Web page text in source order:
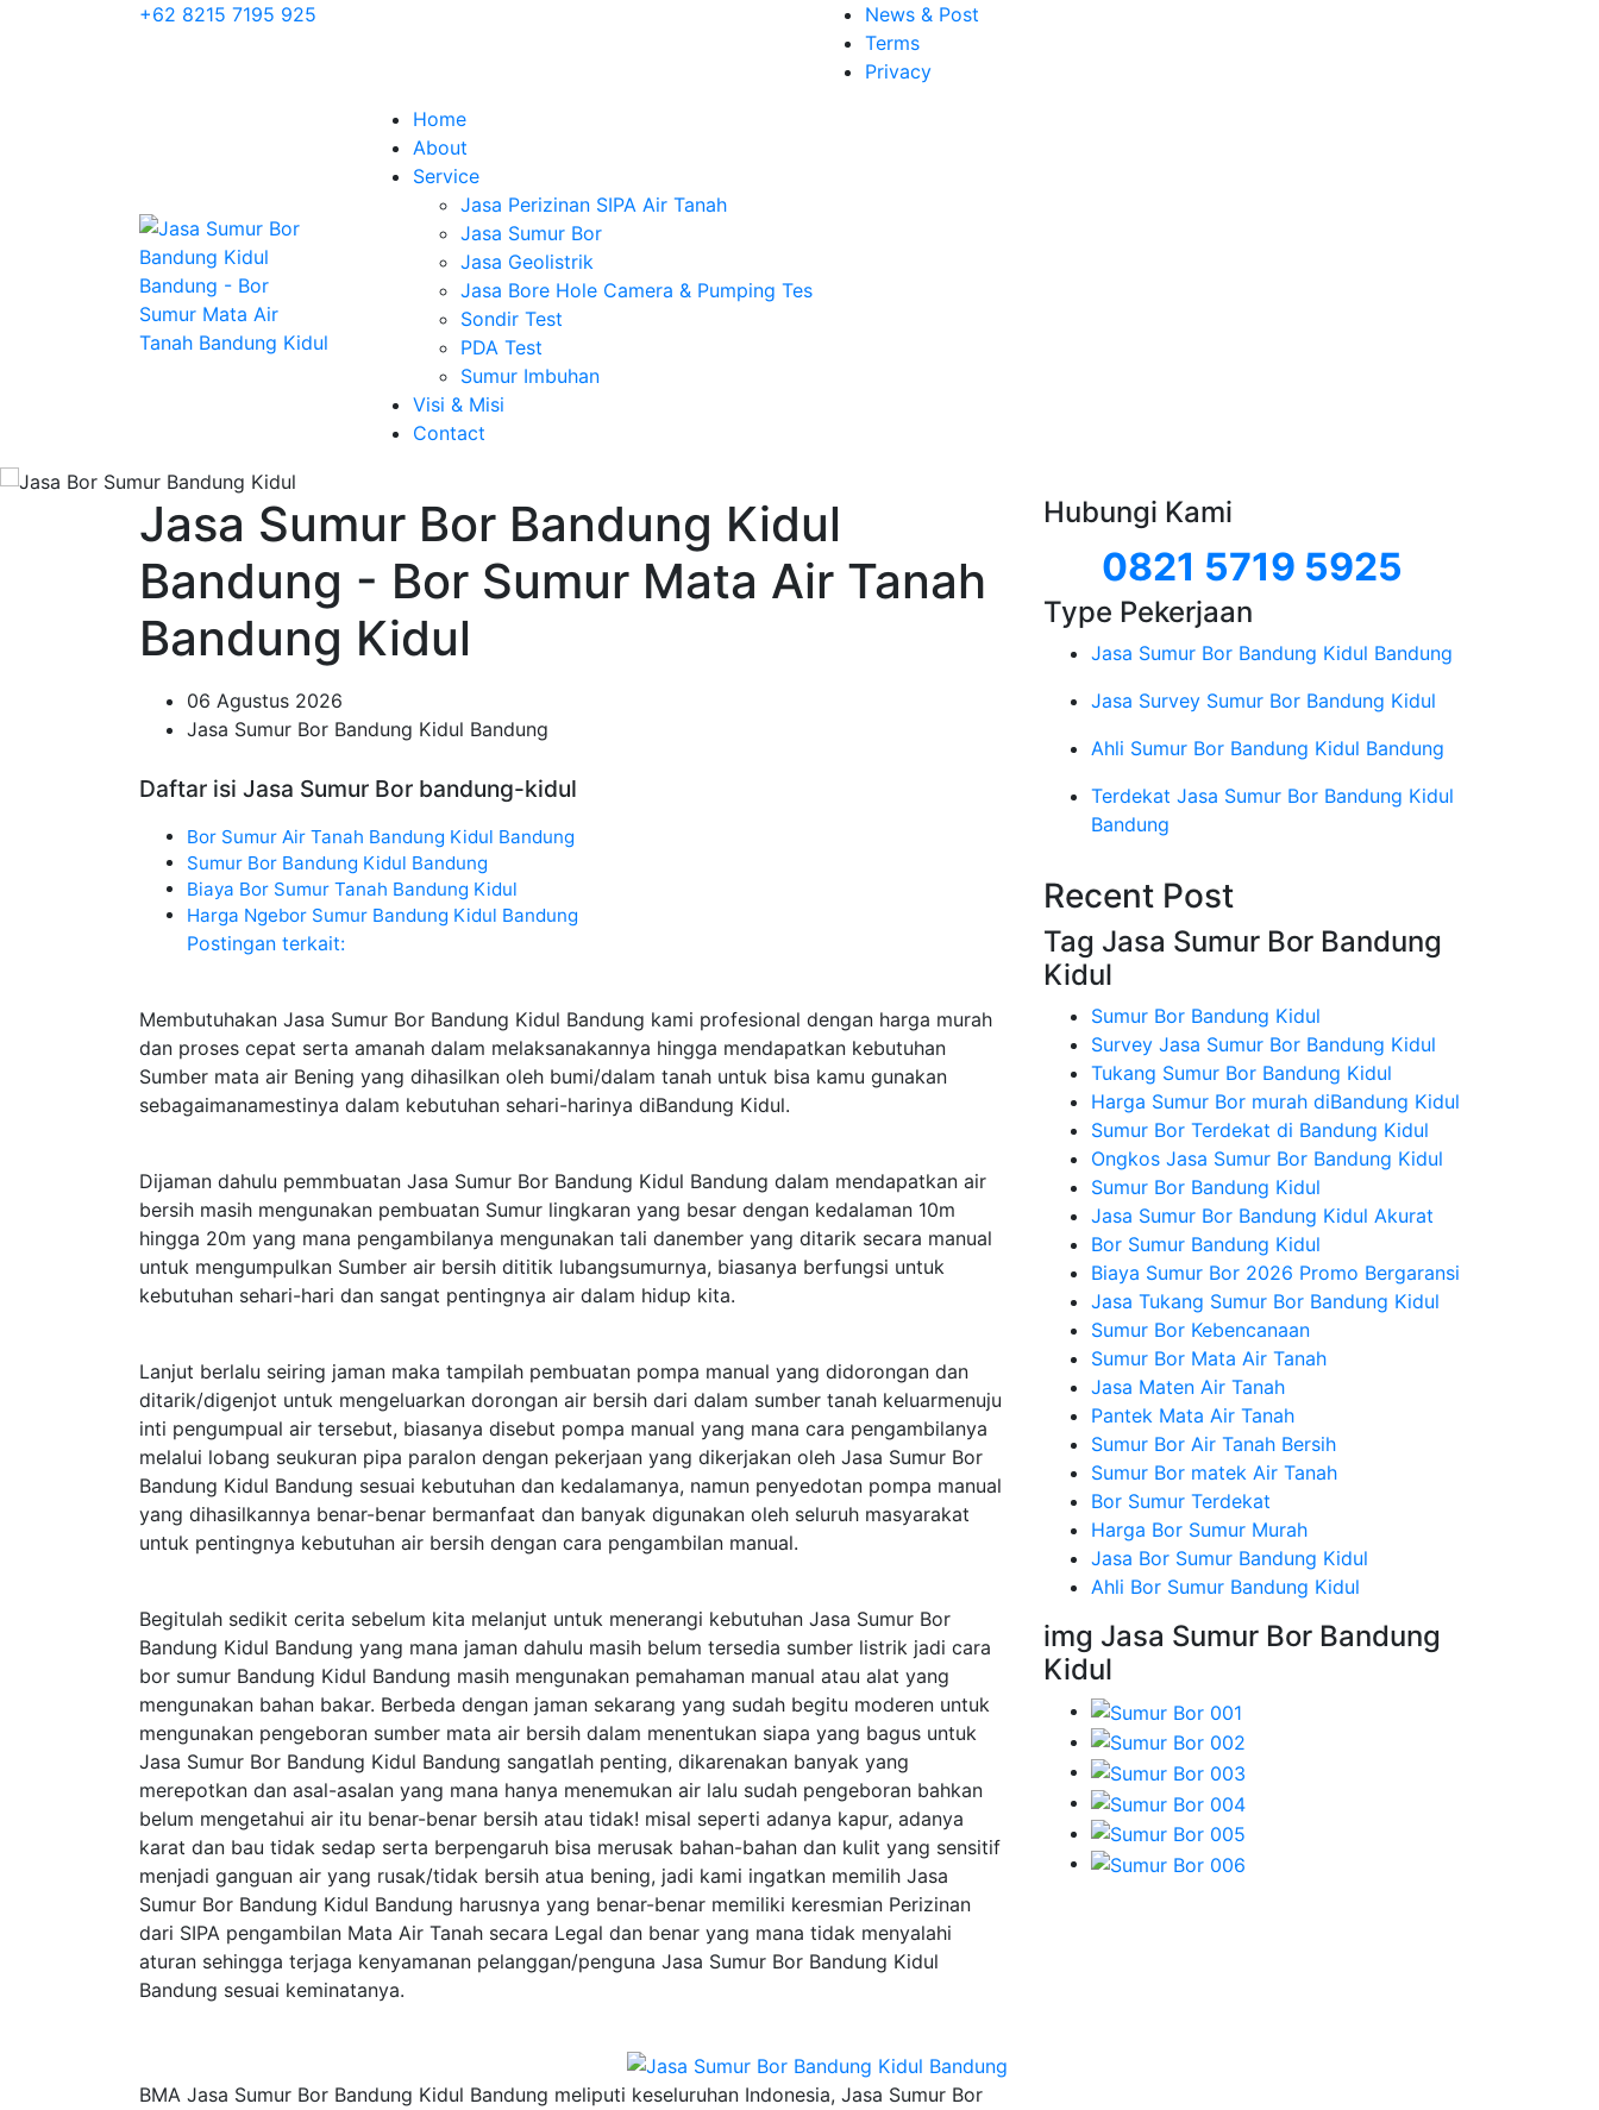
+62 8215 7195 925
News & Post
Terms
Privacy
Home
About
Service
Jasa Perizinan SIPA Air Tanah
Jasa Sumur Bor
Jasa Geolistrik
Jasa Bore Hole Camera & Pumping Tes
Sondir Test
PDA Test
Sumur Imbuhan
Visi & Misi
Contact
Jasa Sumur Bor Bandung Kidul
Bandung - Bor Sumur Mata Air Tanah
Bandung Kidul
06 Agustus 2026
Jasa Sumur Bor Bandung Kidul Bandung
Daftar isi Jasa Sumur Bor bandung-kidul
Bor Sumur Air Tanah Bandung Kidul Bandung
Sumur Bor Bandung Kidul Bandung
Biaya Bor Sumur Tanah Bandung Kidul
Harga Ngebor Sumur Bandung Kidul Bandung
Postingan terkait:
Membutuhakan Jasa Sumur Bor Bandung Kidul Bandung kami profesional dengan harga murah
dan proses cepat serta amanah dalam melaksanakannya hingga mendapatkan kebutuhan
Sumber mata air Bening yang dihasilkan oleh bumi/dalam tanah untuk bisa kamu gunakan
sebagaimanamestinya dalam kebutuhan sehari-harinya diBandung Kidul.
Dijaman dahulu pemmbuatan Jasa Sumur Bor Bandung Kidul Bandung dalam mendapatkan air
bersih masih mengunakan pembuatan Sumur lingkaran yang besar dengan kedalaman 10m
hingga 20m yang mana pengambilanya mengunakan tali danember yang ditarik secara manual
untuk mengumpulkan Sumber air bersih dititik lubangsumurnya, biasanya berfungsi untuk
kebutuhan sehari-hari dan sangat pentingnya air dalam hidup kita.
Lanjut berlalu seiring jaman maka tampilah pembuatan pompa manual yang didorongan dan
ditarik/digenjot untuk mengeluarkan dorongan air bersih dari dalam sumber tanah keluarmenuju
inti pengumpual air tersebut, biasanya disebut pompa manual yang mana cara pengambilanya
melalui lobang seukuran pipa paralon dengan pekerjaan yang dikerjakan oleh Jasa Sumur Bor
Bandung Kidul Bandung sesuai kebutuhan dan kedalamanya, namun penyedotan pompa manual
yang dihasilkannya benar-benar bermanfaat dan banyak digunakan oleh seluruh masyarakat
untuk pentingnya kebutuhan air bersih dengan cara pengambilan manual.
Begitulah sedikit cerita sebelum kita melanjut untuk menerangi kebutuhan Jasa Sumur Bor
Bandung Kidul Bandung yang mana jaman dahulu masih belum tersedia sumber listrik jadi cara
bor sumur Bandung Kidul Bandung masih mengunakan pemahaman manual atau alat yang
mengunakan bahan bakar. Berbeda dengan jaman sekarang yang sudah begitu moderen untuk
mengunakan pengeboran sumber mata air bersih dalam menentukan siapa yang bagus untuk
Jasa Sumur Bor Bandung Kidul Bandung sangatlah penting, dikarenakan banyak yang
merepotkan dan asal-asalan yang mana hanya menemukan air lalu sudah pengeboran bahkan
belum mengetahui air itu benar-benar bersih atau tidak! misal seperti adanya kapur, adanya
karat dan bau tidak sedap serta berpengaruh bisa merusak bahan-bahan dan kulit yang sensitif
menjadi ganguan air yang rusak/tidak bersih atua bening, jadi kami ingatkan memilih Jasa
Sumur Bor Bandung Kidul Bandung harusnya yang benar-benar memiliki keresmian Perizinan
dari SIPA pengambilan Mata Air Tanah secara Legal dan benar yang mana tidak menyalahi
aturan sehingga terjaga kenyamanan pelanggan/penguna Jasa Sumur Bor Bandung Kidul
Bandung sesuai keminatanya.
BMA Jasa Sumur Bor Bandung Kidul Bandung meliputi keseluruhan Indonesia, Jasa Sumur Bor
Hubungi Kami
0821 5719 5925
Type Pekerjaan
Jasa Sumur Bor Bandung Kidul Bandung
Jasa Survey Sumur Bor Bandung Kidul
Ahli Sumur Bor Bandung Kidul Bandung
Terdekat Jasa Sumur Bor Bandung Kidul
Bandung
Recent Post
Tag Jasa Sumur Bor Bandung
Kidul
Sumur Bor Bandung Kidul
Survey Jasa Sumur Bor Bandung Kidul
Tukang Sumur Bor Bandung Kidul
Harga Sumur Bor murah diBandung Kidul
Sumur Bor Terdekat di Bandung Kidul
Ongkos Jasa Sumur Bor Bandung Kidul
Sumur Bor Bandung Kidul
Jasa Sumur Bor Bandung Kidul Akurat
Bor Sumur Bandung Kidul
Biaya Sumur Bor 2026 Promo Bergaransi
Jasa Tukang Sumur Bor Bandung Kidul
Sumur Bor Kebencanaan
Sumur Bor Mata Air Tanah
Jasa Maten Air Tanah
Pantek Mata Air Tanah
Sumur Bor Air Tanah Bersih
Sumur Bor matek Air Tanah
Bor Sumur Terdekat
Harga Bor Sumur Murah
Jasa Bor Sumur Bandung Kidul
Ahli Bor Sumur Bandung Kidul
img Jasa Sumur Bor Bandung
Kidul